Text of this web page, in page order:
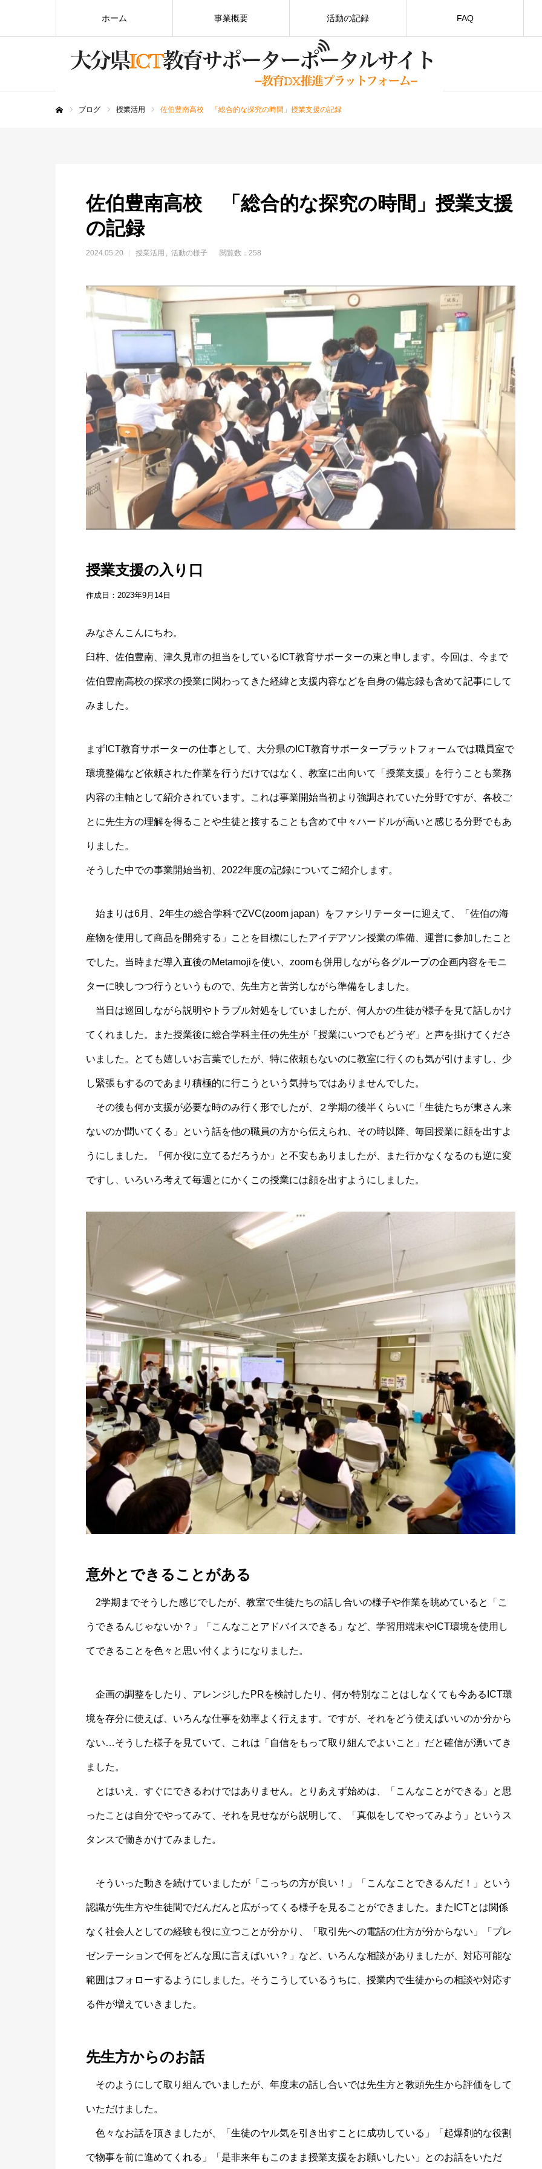
ホーム 事業概要 活動の記録 FAQ
ブログ 授業活用 佐伯豊南高校 「総合的な探究の時間」授業支援の記録
佐伯豊南高校 「総合的な探究の時間」授業支援
の記録
2024.05.20 授業活用 活動の様子 閲覧数：258
授業支援の入り口
作成日：2023年9月14日
みなさんこんにちわ。
臼杵、佐伯豊南、津久見市の担当をしているICT教育サポーターの東と申します。今回は、今まで
佐伯豊南高校の探求の授業に関わってきた経緯と支援内容などを自身の備忘録も含めて記事にして
みました。
まずICT教育サポーターの仕事として、大分県のICT教育サポータープラットフォームでは職員室で
環境整備など依頼された作業を行うだけではなく、教室に出向いて「授業支援」を行うことも業務
内容の主軸として紹介されています。これは事業開始当初より強調されていた分野ですが、各校ご
とに先生方の理解を得ることや生徒と接することも含めて中々ハードルが高いと感じる分野でもあ
りました。
そうした中での事業開始当初、2022年度の記録についてご紹介します。
始まりは6月、2年生の総合学科でZVC(zoom japan）をファシリテーターに迎えて、「佐伯の海
産物を使用して商品を開発する」ことを目標にしたアイデアソン授業の準備、運営に参加したこと
でした。当時まだ導入直後のMetamojiを使い、zoomも併用しながら各グループの企画内容をモニ
ターに映しつつ行うというもので、先生方と苦労しながら準備をしました。
当日は巡回しながら説明やトラブル対処をしていましたが、何人かの生徒が様子を見て話しかけ
てくれました。また授業後に総合学科主任の先生が「授業にいつでもどうぞ」と声を掛けてくださ
いました。とても嬉しいお言葉でしたが、特に依頼もないのに教室に行くのも気が引けますし、少
し緊張もするのであまり積極的に行こうという気持ちではありませんでした。
その後も何か支援が必要な時のみ行く形でしたが、２学期の後半くらいに「生徒たちが東さん来
ないのか聞いてくる」という話を他の職員の方から伝えられ、その時以降、毎回授業に顔を出すよ
うにしました。「何か役に立てるだろうか」と不安もありましたが、また行かなくなるのも逆に変
ですし、いろいろ考えて毎週とにかくこの授業には顔を出すようにしました。
意外とできることがある
2学期までそうした感じでしたが、教室で生徒たちの話し合いの様子や作業を眺めていると「こ
うできるんじゃないか？」「こんなことアドバイスできる」など、学習用端末やICT環境を使用し
てできることを色々と思い付くようになりました。
企画の調整をしたり、アレンジしたPRを検討したり、何か特別なことはしなくても今あるICT環
境を存分に使えば、いろんな仕事を効率よく行えます。ですが、それをどう使えばいいのか分から
ない…そうした様子を見ていて、これは「自信をもって取り組んでよいこと」だと確信が湧いてき
ました。
とはいえ、すぐにできるわけではありません。とりあえず始めは、「こんなことができる」と思
ったことは自分でやってみて、それを見せながら説明して、「真似をしてやってみよう」というス
タンスで働きかけてみました。
そういった動きを続けていましたが「こっちの方が良い！」「こんなことできるんだ！」という
認識が先生方や生徒間でだんだんと広がってくる様子を見ることができました。またICTとは関係
なく社会人としての経験も役に立つことが分かり、「取引先への電話の仕方が分からない」「プレ
ゼンテーションで何をどんな風に言えばいい？」など、いろんな相談がありましたが、対応可能な
範囲はフォローするようにしました。そうこうしているうちに、授業内で生徒からの相談や対応す
る件が増えていきました。
先生方からのお話
そのようにして取り組んでいましたが、年度末の話し合いでは先生方と教頭先生から評価をして
いただけました。
色々なお話を頂きましたが、「生徒のヤル気を引き出すことに成功している」「起爆剤的な役割
で物事を前に進めてくれる」「是非来年もこのまま授業支援をお願いしたい」とのお話をいただ